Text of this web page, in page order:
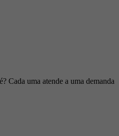
Cada uma atende a uma demanda